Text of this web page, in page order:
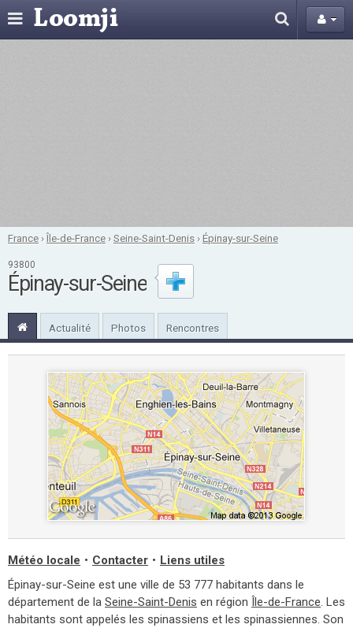
France ›Île-de-France ›Seine-Saint-Denis ›Épinay-sur-Seine
93800
Épinay-sur-Seine
Actualité Photos Rencontres
Météo locale • Contacter • Liens utiles
Épinay-sur-Seine est une ville de 53 777 habitants dans le
département de la Seine-Saint-Denis en région Île-de-France. Les
habitants sont appelés les spinassiens et les spinassiennes. Son